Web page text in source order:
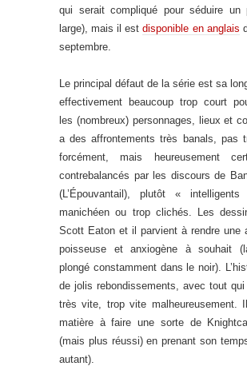
qui serait compliqué pour séduire un
large), mais il estdisponible en anglais
septembre.
Le principal défaut de la série est sa
effectivement beaucoup trop court
les (nombreux) personnages, lieux et
a des affrontements très banals, pas
forcément, mais heureusement
contrebalancés par les discours de
(L’Épouvantail), plutôt «
manichéen ou trop clichés. Les
Scott Eaton et il parvient à rendre une
poisseuse et anxiogène à souhait
plongé constamment dans le noir).
de jolis rebondissements, avec tout qui
très vite, trop vite malheureusement.
matière à faire une sorte de
(mais plus réussi) en prenant son
autant).